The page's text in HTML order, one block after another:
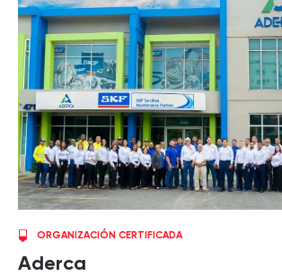
ORGANIZACIÓN CERTIFICADA
Aderca